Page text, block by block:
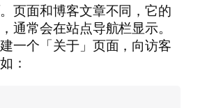
页面和博客文章不同，它的
通常会在站点导航栏显示。
一个「关于」页面，向访客
：